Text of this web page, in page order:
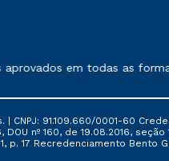
de serviços.
em todas as
91.109.660/0001-60
nº 160, de 19.08.2016,
1, p. 17 Recredenciamento